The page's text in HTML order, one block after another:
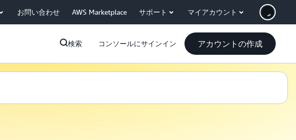
お問い合わせ AWS Marketplace サポート マイアカウント
検索 コンソールにサインイン アカウントの作成